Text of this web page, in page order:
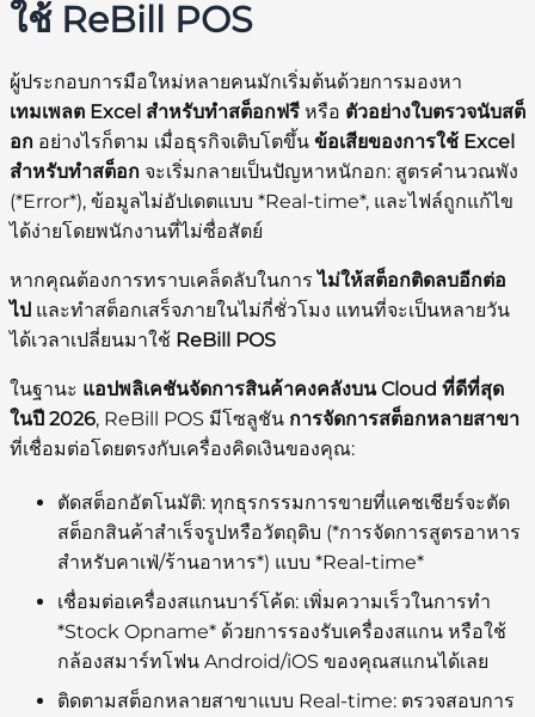
ใช้ ReBill POS
ผู้ประกอบการมือใหม่หลายคนมักเริ่มต้นด้วยการมองหา
เทมเพลต Excel สำหรับทำสต็อกฟรี หรือ ตัวอย่างใบตรวจนับสต็
อก อย่างไรก็ตาม เมื่อธุรกิจเติบโตขึ้น ข้อเสียของการใช้ Excel
สำหรับทำสต็อก จะเริ่มกลายเป็นปัญหาหนักอก: สูตรคำนวณพัง
(*Error*), ข้อมูลไม่อัปเดตแบบ *Real-time*, และไฟล์ถูกแก้ไข
ได้ง่ายโดยพนักงานที่ไม่ซื่อสัตย์
หากคุณต้องการทราบเคล็ดลับในการไม่ให้สต็อกติดลบอีกต่อ
ไป และทำสต็อกเสร็จภายในไม่กี่ชั่วโมง แทนที่จะเป็นหลายวัน
ได้เวลาเปลี่ยนมาใช้ ReBill POS
ในฐานะ แอปพลิเคชันจัดการสินค้าคงคลังบน Cloud ที่ดีที่สุด
ในปี 2026, ReBill POS มีโซลูชัน การจัดการสต็อกหลายสาขา
ที่เชื่อมต่อโดยตรงกับเครื่องคิดเงินของคุณ:
ตัดสต็อกอัตโนมัติ: ทุกธุรกรรมการขายที่แคชเชียร์จะตัด
สต็อกสินค้าสำเร็จรูปหรือวัตถุดิบ (*การจัดการสูตรอาหาร
สำหรับคาเฟ่/ร้านอาหาร*) แบบ *Real-time*
เชื่อมต่อเครื่องสแกนบาร์โค้ด: เพิ่มความเร็วในการทำ
*Stock Opname* ด้วยการรองรับเครื่องสแกน หรือใช้
กล้องสมาร์ทโฟน Android/iOS ของคุณสแกนได้เลย
ติดตามสต็อกหลายสาขาแบบ Real-time: ตรวจสอบการ